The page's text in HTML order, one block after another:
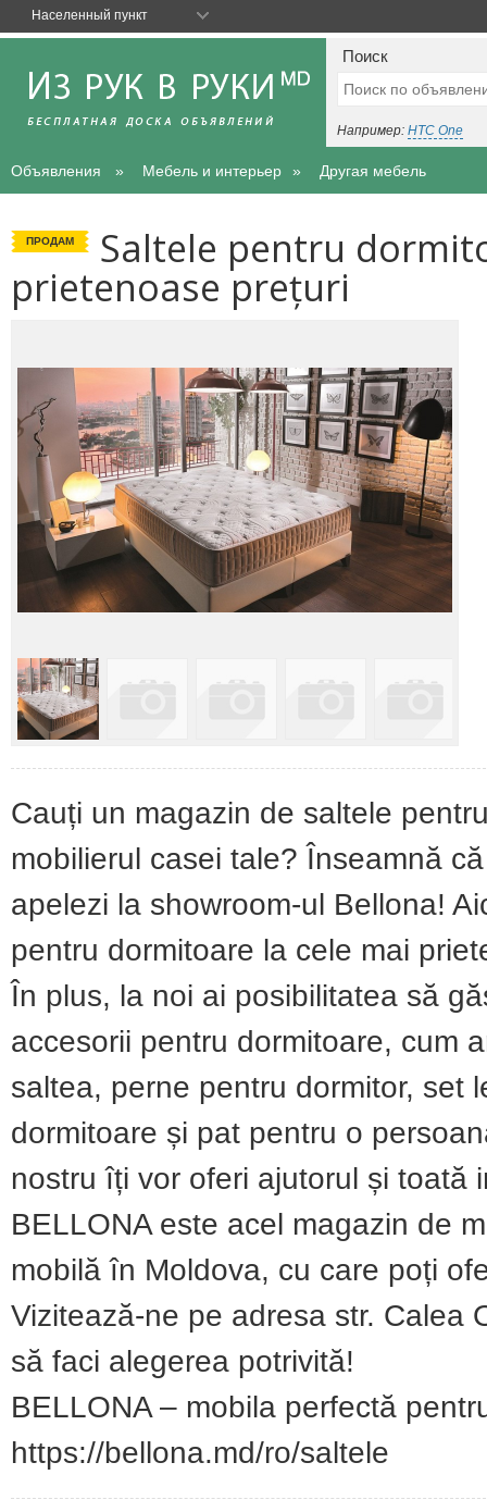
Поиск
Например: HTC One
Объявления Мебель и интерьер Другая мебель
ПРОДАМ Saltele pentru
prietenoase prețuri
Cauți un magazin de saltele
mobilierul casei tale? Înseamnă
apelezi la showroom-ul Bellona!
pentru dormitoare la cele mai
În plus, la noi ai posibilitatea să
accesorii pentru dormitoare, cum
saltea, perne pentru dormitor, set
dormitoare și pat pentru o
nostru îți vor oferi ajutorul și toată
BELLONA este acel magazin de
mobilă în Moldova, cu care poți
Vizitează-ne pe adresa str. Calea
să faci alegerea potrivită!
BELLONA – mobila perfectă
https://bellona.md/ro/saltele
Населенный пункт